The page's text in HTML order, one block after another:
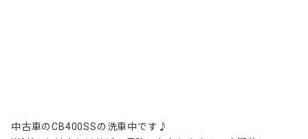
中古車のCB400SSの洗車中です♪